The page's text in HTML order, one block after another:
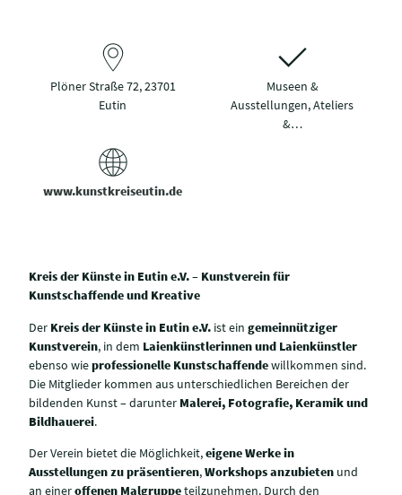
Plöner Straße 72, 23701
Eutin
Museen &
Ausstellungen, Ateliers
&…
www.kunstkreiseutin.de
Kreis der Künste in Eutin e.V. – Kunstverein für
Kunstschaffende und Kreative
Der Kreis der Künste in Eutin e.V. ist ein gemeinnütziger
Kunstverein, in dem Laienkünstlerinnen und Laienkünstler
ebenso wieprofessionelle Kunstschaffendewillkommen sind.
Die Mitglieder kommen aus unterschiedlichen Bereichen der
bildenden Kunst – darunter Malerei, Fotografie, Keramik und
Bildhauerei.
Der Verein bietet die Möglichkeit,eigene Werke in
Ausstellungen zu präsentieren,Workshops anzubieten und
an eineroffenen Malgruppeteilzunehmen. Durch den